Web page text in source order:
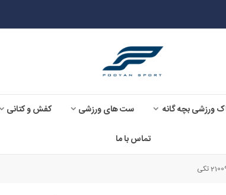
ورزشی بچه گانه ست های ورزشی کفش و کتانی
تماس با ما